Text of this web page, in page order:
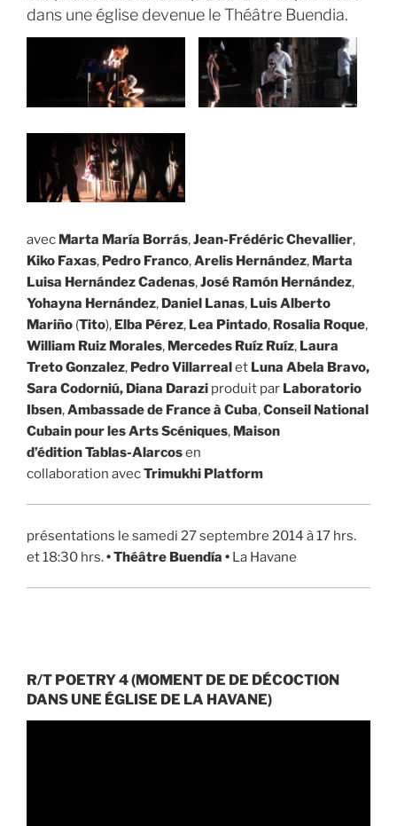
dans une église devenue le Théâtre Buendia.
avec Marta María Borrás,Jean-Frédéric Chevallier,
Kiko Faxas, Pedro Franco,Arelis Hernández, Marta
Luisa Hernández Cadenas,José Ramón Hernández,
Yohayna Hernández, Daniel Lanas, Luis Alberto
Mariño (Tito), Elba Pérez, Lea Pintado, Rosalia Roque,
William Ruiz Morales, Mercedes Ruíz Ruíz, Laura
Treto Gonzalez, Pedro Villarrealet Luna Abela Bravo,
Sara Codorniú, Diana Darazi produit par Laboratorio
Ibsen,Ambassade de France à Cuba,Conseil National
Cubain pour les Arts Scéniques, Maison
d’édition Tablas-Alarcosen
collaboration avecTrimukhi Platform
présentations le samedi 27 septembre 2014 à 17 hrs.
et 18:30 hrs.• Théâtre Buendía • La Havane
R/T POETRY 4 (MOMENT DE DE DÉCOCTION
DANS UNE ÉGLISE DE LA HAVANE)